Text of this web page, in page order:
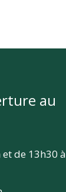
au
de 13h30 à